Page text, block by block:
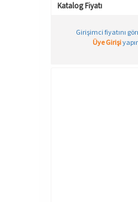
Katalog Fiyatı
Girişimci fiyatını
Üye Girişi